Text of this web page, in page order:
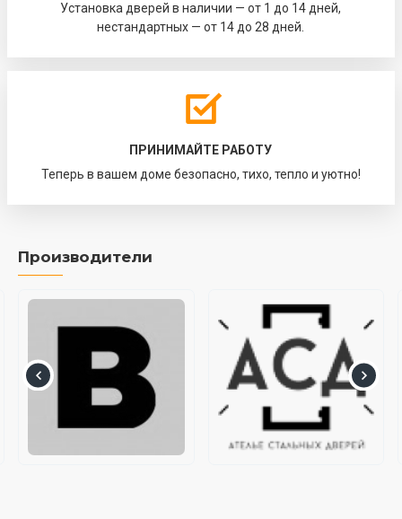
Установка дверей в наличии — от 1 до 14 дней,
нестандартных — от 14 до 28 дней.
ПРИНИМАЙТЕ РАБОТУ
Теперь в вашем доме безопасно, тихо, тепло и уютно!
Производители